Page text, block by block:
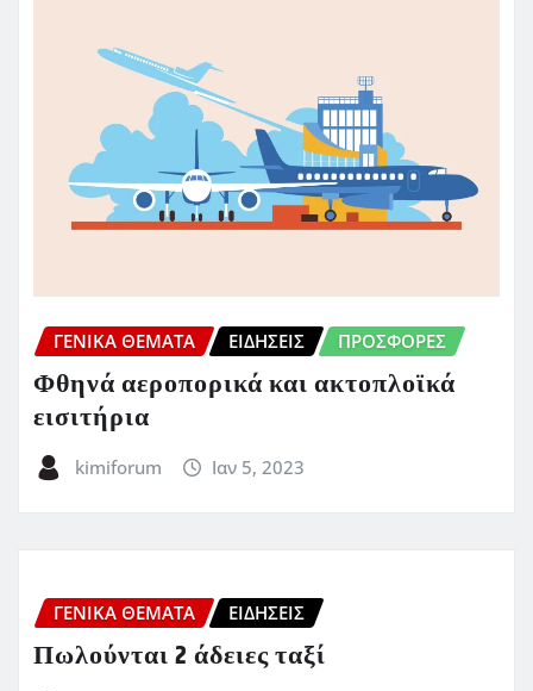
ΓΕΝΙΚΑ ΘΕΜΑΤΑ ΕΙΔΗΣΕΙΣ ΠΡΟΣΦΟΡΈΣ
Φθηνά αεροπορικά και ακτοπλοϊκά
εισιτήρια
kimiforum Ιαν 5, 2023
ΓΕΝΙΚΑ ΘΕΜΑΤΑ ΕΙΔΗΣΕΙΣ
Πωλούνται 2 άδειες ταξί